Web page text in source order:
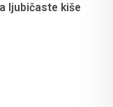
ljubičaste kiše